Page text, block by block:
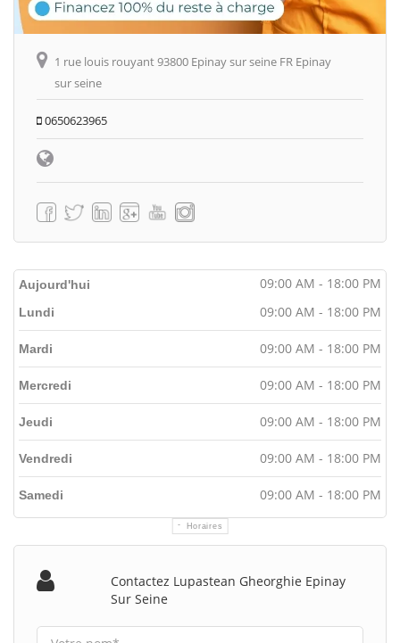
1 rue louis rouyant 93800 Epinay sur seine FR Epinay
sur seine
0650623965
Aujourd'hui 09:00 AM - 18:00 PM
Horaires
Lundi 09:00 AM - 18:00 PM
Mardi 09:00 AM - 18:00 PM
Mercredi 09:00 AM - 18:00 PM
Jeudi 09:00 AM - 18:00 PM
Vendredi 09:00 AM - 18:00 PM
Samedi 09:00 AM - 18:00 PM
Contactez Lupastean Gheorghie Epinay
Sur Seine